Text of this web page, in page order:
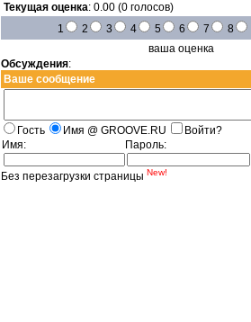
Текущая оценка: 0.00 (0 голосов)
1
2 3 4 5 6 7 8
ваша оценка
Обсуждения:
Ваше сообщение
Гость Имя @ GROOVE.RU
Войти?
Имя:
Пароль:
Без перезагрузки страницы New!